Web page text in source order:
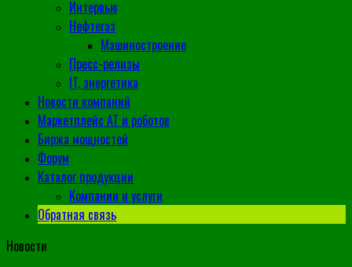
Интервью
Нефтегаз
Машиностроение
Пресс-релизы
IT, энергетика
Новости компаний
Маркетплейс АТ и роботов
Биржа мощностей
Форум
Каталог продукции
Компании и услуги
Обратная связь
Новости